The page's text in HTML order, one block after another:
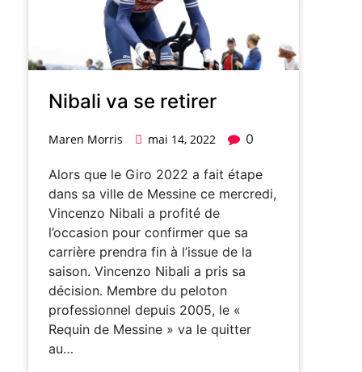
Nibali va se retirer
Maren Morris mai 14, 2022 0
Alors que le Giro 2022 a fait étape
dans sa ville de Messine ce mercredi,
Vincenzo Nibali a profité de
l’occasion pour confirmer que sa
carrière prendra fin à l’issue de la
saison. Vincenzo Nibali a pris sa
décision. Membre du peloton
professionnel depuis 2005, le «
Requin de Messine » va le quitter
au…